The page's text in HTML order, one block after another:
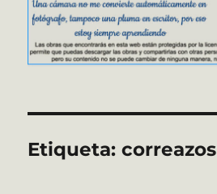
Etiqueta:correazos